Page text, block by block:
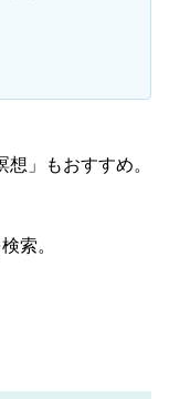
」もおすすめ。
索。